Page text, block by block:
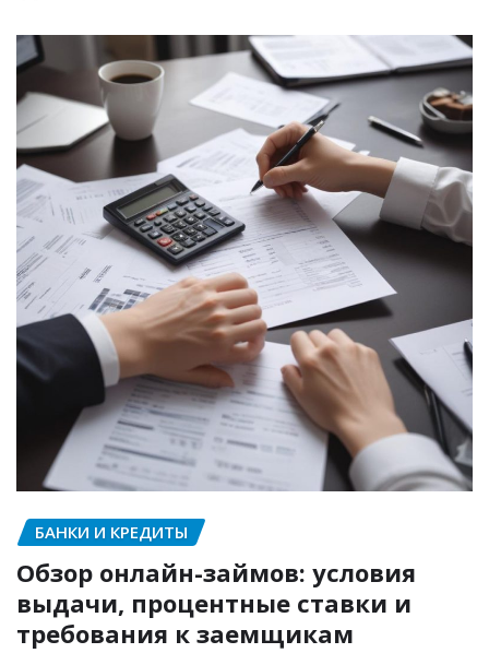
БАНКИ И КРЕДИТЫ
Обзор онлайн-займов: условия
выдачи, процентные ставки и
требования к заемщикам